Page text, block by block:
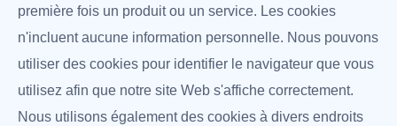
première fois un produit ou un service. Les cookies
n'incluent aucune information personnelle. Nous pouvons
utiliser des cookies pour identifier le navigateur que vous
utilisez afin que notre site Web s'affiche correctement.
Nous utilisons également des cookies à divers endroits